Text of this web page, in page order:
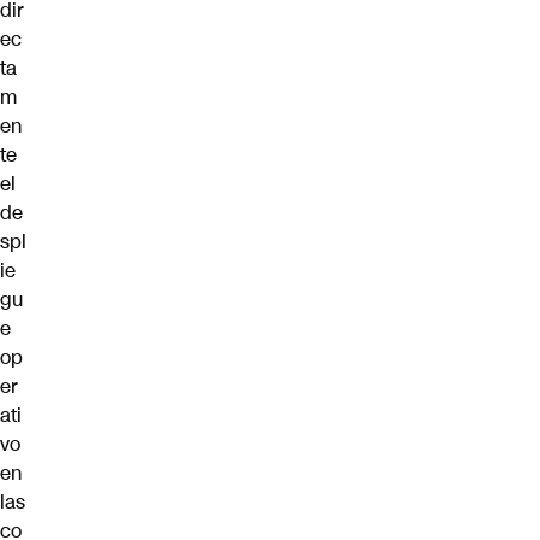
dir
ec
ta
m
en
te
el
de
spl
ie
gu
e
op
er
ati
vo
en
las
co